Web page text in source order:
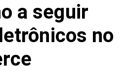
a seguir
no